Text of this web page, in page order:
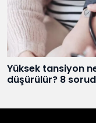
Yüksek tansiyon
düşürülür? 8